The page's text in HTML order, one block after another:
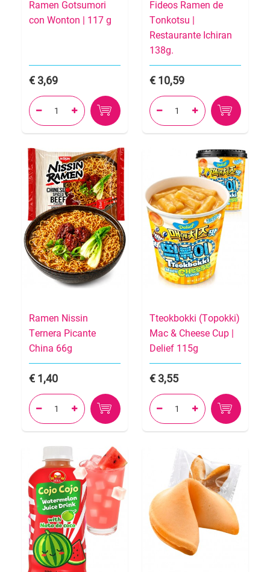
Ramen Gotsumori
con Wonton | 117 g
3,69
 
Fideos Ramen de
Tonkotsu |
Restaurante Ichiran
138g.
10,59
 
Ramen Nissin
Ternera Picante
China 66g
1,40
 
Tteokbokki (Topokki)
Mac & Cheese Cup |
Delief 115g
3,55
 